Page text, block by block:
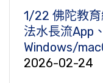
1/22 佛陀教育
法水長流App
Windows/
2026-02-24